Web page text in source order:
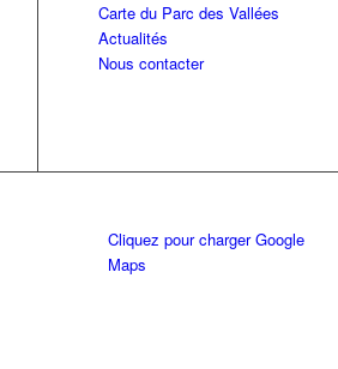
Carte du Parc des Vallées
Actualités
Nous contacter
Cliquez pour charger Google
Maps